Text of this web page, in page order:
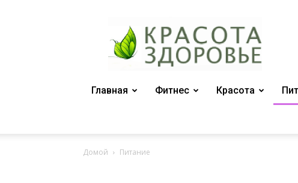
журнал
"Красота
и
Главная
Фитнес Красота
Домой Питание